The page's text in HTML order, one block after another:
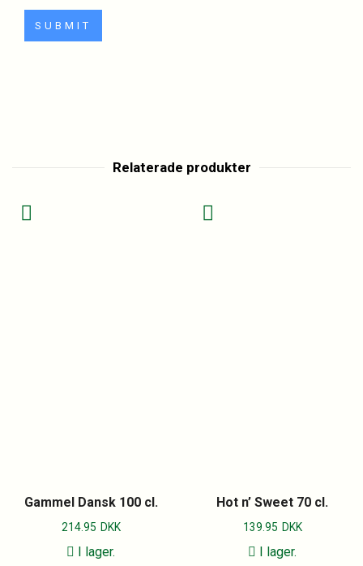
Relaterade produkter
Gammel Dansk 100 cl.
214.95 DKK
I lager.
Hot n’ Sweet 70 cl.
139.95 DKK
I lager.